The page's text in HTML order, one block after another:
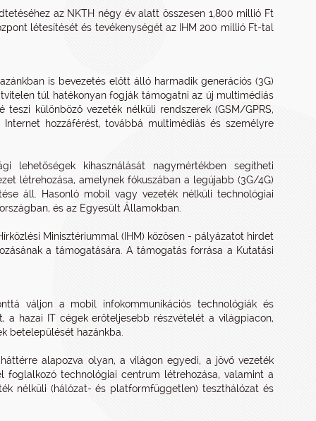
az NKTH négy év alatt összesen 1,800 millió Ft
létesítését és tevékenységét az IHM 200 millió Ft-tal
is bevezetés előtt álló harmadik generációs (3G)
túl hatékonyan fogják támogatni az új multimédiás
különböző vezeték nélküli rendszerek (GSM/GPRS,
hozzáférést, továbbá multimédiás és személyre
lehetőségek kihasználását nagymértékben segítheti
létrehozása, amelynek fókuszában a legújabb (3G/4G)
áll. Hasonló mobil vagy vezeték nélküli technológiai
és az Egyesült Államokban.
Minisztériummal (IHM) közösen - pályázatot hirdet
a támogatására. A támogatás forrása a Kutatási
váljon a mobil infokommunikációs technológiák és
a hazai IT cégek erőteljesebb részvételét a világpiacon,
betelepülését hazánkba.
alapozva olyan, a világon egyedi, a jövő vezeték
foglalkozó technológiai centrum létrehozása, valamint a
nélküli (hálózat- és platformfüggetlen) teszthálózat és